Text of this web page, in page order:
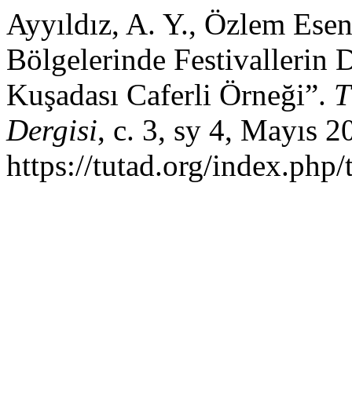
Ayyıldız, A. Y., Özlem
Bölgelerinde Festivallerin
Kuşadası Caferli Örneği”.
Dergisi, c. 3, sy 4, Mayıs
https://tutad.org/